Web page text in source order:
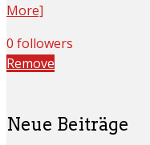
More]
0 followers
Remove
Neue Beiträge